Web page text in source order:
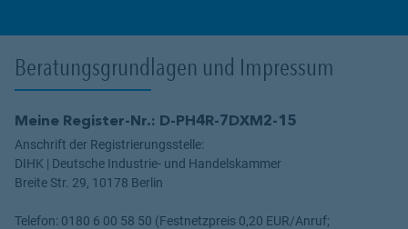
Beratungsgrundlagen und Impressum
Meine Register-Nr.: D-PH4R-7DXM2-15
Anschrift der Registrierungsstelle:
DIHK | Deutsche Industrie- und Handelskammer
Breite Str. 29, 10178 Berlin
Telefon: 0180 6 00 58 50 (Festnetzpreis 0,20 EUR/Anruf;